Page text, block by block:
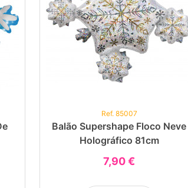
Ref. 85007
Balão Supershape Floco Neve
Holográfico 81cm
7,90 €